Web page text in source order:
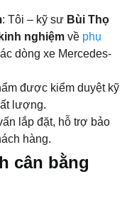
: Tôi – kỹ sư Bùi Thọ
nghiệm về phụ
dòng xe Mercedes-
được kiểm duyệt kỹ
lượng.
lắp đặt, hỗ trợ bảo
hàng.
cân bằng